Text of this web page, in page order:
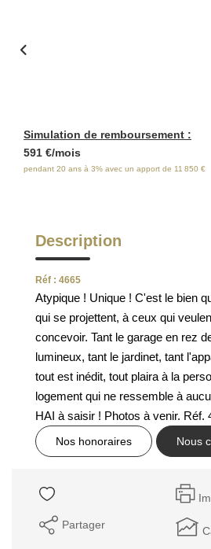
NOS AVIS CLIENTS
NOS
POLITIQUE DE
MENTIONS
Simulation de remboursement :
591 €/mois
pendant 20 ans à 3% avec un apport de 11 850 €
Description
Réf : 4665
Atypique ! Unique ! C'est le bien
qui se projettent, à ceux qui
concevoir. Tant le garage en rez
lumineux, tant le jardinet, tant
tout est inédit, tout plaira à la
logement qui ne ressemble à
HAI à saisir ! Photos à venir. Réf.
Nos honoraires Nous
Partager